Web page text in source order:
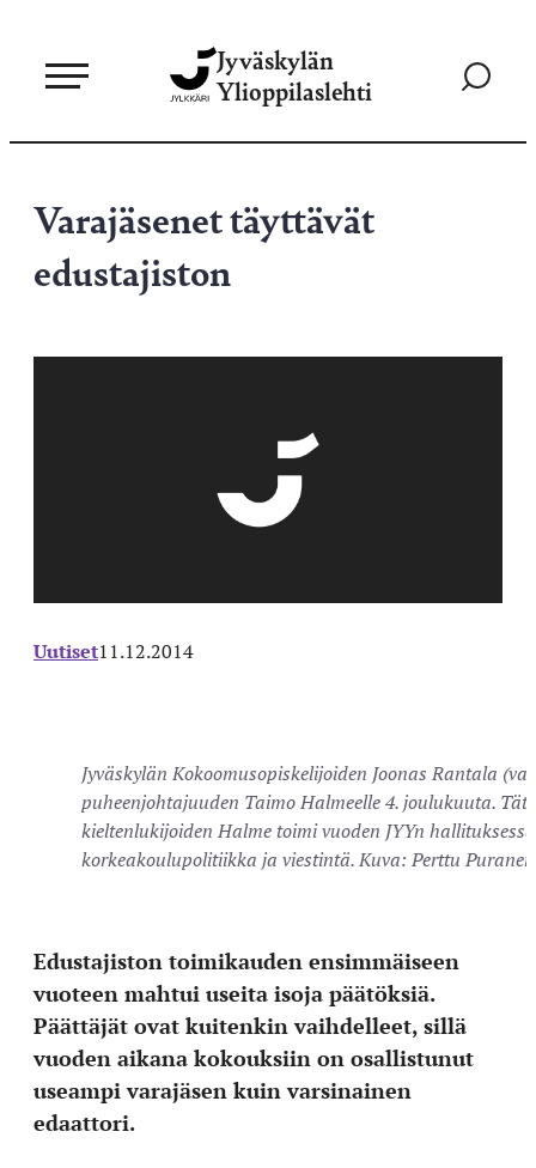
sisältöön
Jyväskylän
Ylioppilaslehti
Siirry
Varajäsenet täyttävät
edustajiston
Uutiset11.12.2014
Jyväskylän Kokoomusopiskelijoiden Joonas Rantala
puheenjohtajuuden Taimo Halmeelle 4. joulukuuta.
kieltenlukijoiden Halme toimi vuoden JYYn
korkeakoulupolitiikka ja viestintä. Kuva: Perttu Puranen
Edustajiston toimikauden ensimmäiseen
vuoteen mahtui useita isoja päätöksiä.
Päättäjät ovat kuitenkin vaihdelleet, sillä
vuoden aikana kokouksiin on osallistunut
useampi varajäsen kuin varsinainen
edaattori.